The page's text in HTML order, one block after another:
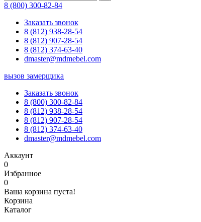
8 (800) 300-82-84
Заказать звонок
8 (812) 938-28-54
8 (812) 907-28-54
8 (812) 374-63-40
dmaster@mdmebel.com
вызов замерщика
Заказать звонок
8 (800) 300-82-84
8 (812) 938-28-54
8 (812) 907-28-54
8 (812) 374-63-40
dmaster@mdmebel.com
Аккаунт
0
Избранное
0
Ваша корзина пуста!
Корзина
Каталог